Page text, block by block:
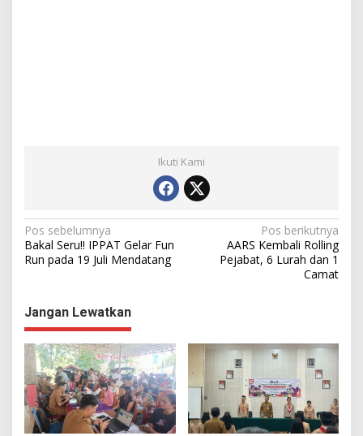
Ikuti Kami
N
a
i
g
a
s
i
p
Pos sebelumnya
Bakal Seru!! IPPAT Gelar Fun
Run pada 19 Juli Mendatang
Pos berikutnya
AARS Kembali Rolling
Pejabat, 6 Lurah dan 1
Camat
Jangan Lewatkan